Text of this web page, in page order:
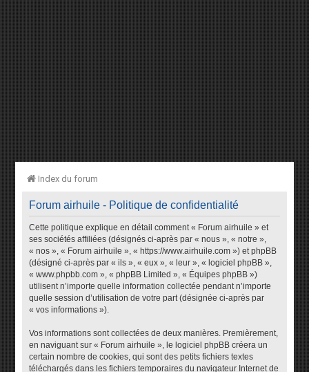
Index du forum
Forum airhuile - Politique de confidentialité
Cette politique explique en détail comment « Forum airhuile » et
ses sociétés affiliées (désignés ci-après par « nous », « notre »,
« nos », « Forum airhuile », « https://www.airhuile.com ») et phpBB
(désigné ci-après par « ils », « eux », « leur », « logiciel phpBB »,
« www.phpbb.com », « phpBB Limited », « Équipes phpBB »)
utilisent n’importe quelle information collectée pendant n’importe
quelle session d’utilisation de votre part (désignée ci-après par
« vos informations »).
Vos informations sont collectées de deux manières. Premièrement,
en naviguant sur « Forum airhuile », le logiciel phpBB créera un
certain nombre de cookies, qui sont des petits fichiers textes
téléchargés dans les fichiers temporaires du navigateur Internet de